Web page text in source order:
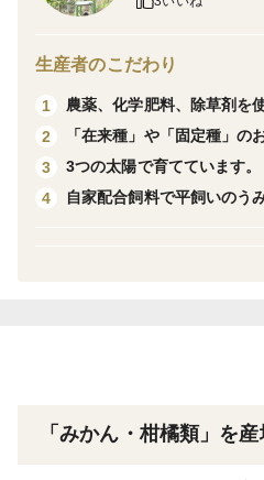
ミックスした果汁100%ジュー
まさに“一期一会”の味わいを
生産者のこだわり
1
農薬、化学肥料、除草剤を
2
「在来種」や「固定種」の
3
3つの太陽で育てています。
4
自家配合飼料で平飼いのう
「みかん・柑橘類」を